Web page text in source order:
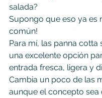
salada?
Supongo que eso ya es
común!
Para mí, las panna cotta
una excelente opción
entrada fresca, ligera y
Cambia un poco de las
aunque el concepto sea